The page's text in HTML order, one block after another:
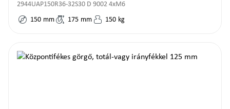
2944UAP150R36-32S30 D 9002 4xM6
150 mm 175 mm 150 kg